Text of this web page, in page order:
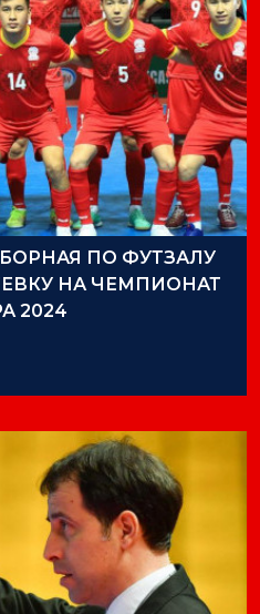
ПО ФУТЗАЛУ
НА ЧЕМПИОНАТ
2024